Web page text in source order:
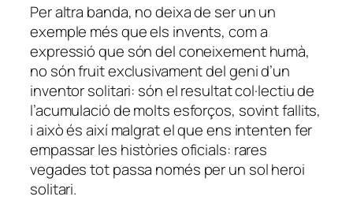
Per altra banda, no deixa de ser un un
exemple més que els invents, com a
expressió que són del coneixement humà,
no són fruit exclusivament del geni d’un
inventor solitari: són el resultat col·lectiu de
l’acumulació de molts esforços, sovint fallits,
i això és així malgrat el que ens intenten fer
empassar les històries oficials: rares
vegades tot passa només per un sol heroi
solitari.